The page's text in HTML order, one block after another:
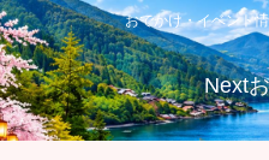
おでかけ・イベント
Next